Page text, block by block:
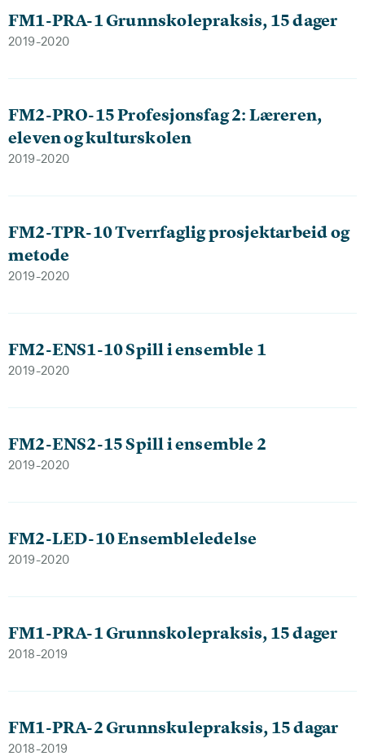
FM1-PRA-1 Grunnskolepraksis, 15 dager
2019-2020
FM2-PRO-15 Profesjonsfag 2: Læreren,
eleven og kulturskolen
2019-2020
FM2-TPR-10 Tverrfaglig prosjektarbeid og
metode
2019-2020
FM2-ENS1-10 Spill i ensemble 1
2019-2020
FM2-ENS2-15 Spill i ensemble 2
2019-2020
FM2-LED-10 Ensembleledelse
2019-2020
FM1-PRA-1 Grunnskolepraksis, 15 dager
2018-2019
FM1-PRA-2 Grunnskulepraksis, 15 dagar
2018-2019